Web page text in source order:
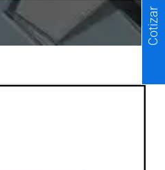
Cotizar